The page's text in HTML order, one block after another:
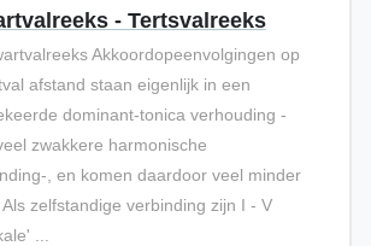
- Tertsvalreeks
Akkoordopeenvolgingen op
afstand staan eigenlijk in een
dominant-tonica verhouding -
zwakkere harmonische
, en komen daardoor veel minder
Als zelfstandige verbinding zijn I - V
...